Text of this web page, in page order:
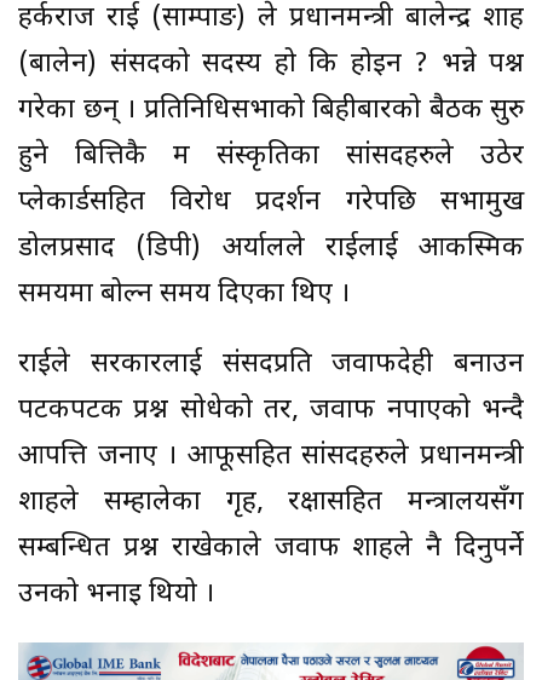
हर्कराज राई (साम्पाङ) ले प्रधानमन्त्री बालेन्द्र शाह
(बालेन) संसदको सदस्य हो कि होइन ? भन्ने पश्न
गरेका छन् । प्रतिनिधिसभाको बिहीबारको बैठक सुरु
हुने बित्तिकै श्रम संस्कृतिका सांसदहरुले उठेर
प्लेकार्डसहित विरोध प्रदर्शन गरेपछि सभामुख
डोलप्रसाद (डिपी) अर्यालले राईलाई आकस्मिक
समयमा बोल्न समय दिएका थिए ।
राईले सरकारलाई संसदप्रति जवाफदेही बनाउन
पटकपटक प्रश्न सोधेको तर, जवाफ नपाएको भन्दै
आपत्ति जनाए । आफूसहित सांसदहरुले प्रधानमन्त्री
शाहले सम्हालेका गृह, रक्षासहित मन्त्रालयसँग
सम्बन्धित प्रश्न राखेकाले जवाफ शाहले नै दिनुपर्ने
उनको भनाइ थियो ।